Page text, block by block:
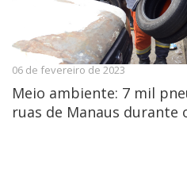
06 de fevereiro de 2023
Meio ambiente: 7 mil
ruas de Manaus durante